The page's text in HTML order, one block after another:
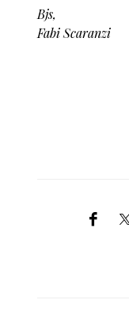
Bjs,
Fabi Scaranzi